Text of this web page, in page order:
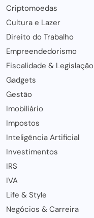
Criptomoedas
Cultura e Lazer
Direito do Trabalho
Empreendedorismo
Fiscalidade & Legislação
Gadgets
Gestão
Imobiliário
Impostos
Inteligência Artificial
Investimentos
IRS
IVA
Life & Style
Negócios & Carreira